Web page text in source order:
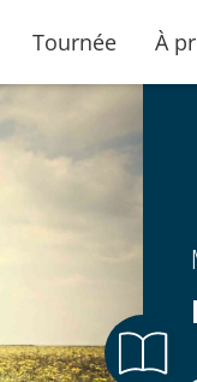
Tournée À